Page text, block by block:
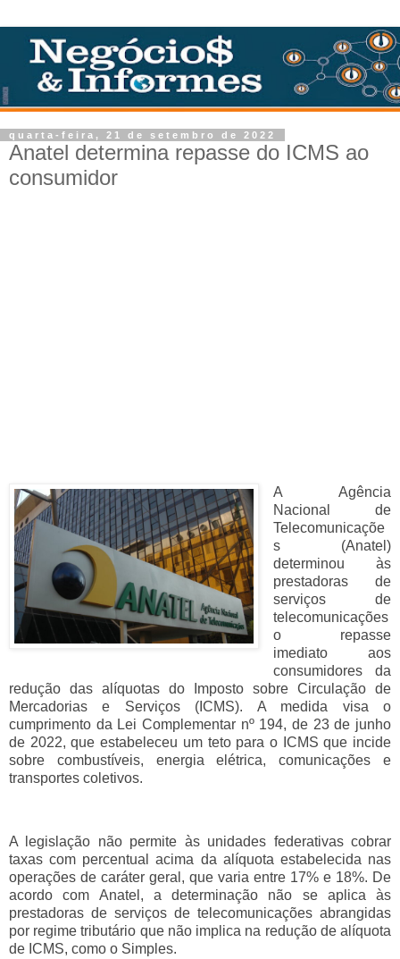
quarta-feira, 21 de setembro de 2022
Anatel determina repasse do ICMS ao
consumidor
A Agência
Nacional de
Telecomunicaçõe
s (Anatel)
determinou às
prestadoras de
serviços de
telecomunicações
o repasse
imediato aos
consumidores da
redução das alíquotas do Imposto sobre Circulação de
Mercadorias e Serviços (ICMS). A medida visa o
cumprimento da Lei Complementar nº 194, de 23 de junho
de 2022, que estabeleceu um teto para o ICMS que incide
sobre combustíveis, energia elétrica, comunicações e
transportes coletivos.
A legislação não permite às unidades federativas cobrar
taxas com percentual acima da alíquota estabelecida nas
operações de caráter geral, que varia entre 17% e 18%. De
acordo com Anatel, a determinação não se aplica às
prestadoras de serviços de telecomunicações abrangidas
por regime tributário que não implica na redução de alíquota
de ICMS, como o Simples.